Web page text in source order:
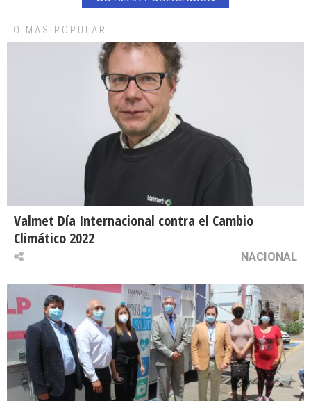
LO MAS POPULAR
Valmet Día Internacional contra el Cambio
Climático 2022
NACIONAL